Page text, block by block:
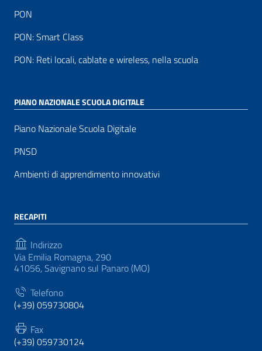
PON
PON: Smart Class
PON: Reti locali, cablate e wireless, nella scuola
PIANO NAZIONALE SCUOLA DIGITALE
Piano Nazionale Scuola Digitale
PNSD
Ambienti di apprendimento innovativi
RECAPITI
Indirizzo
Via Emilia Romagna, 290
41056, Savignano sul Panaro (MO)
Telefono
(+39) 059730804
Fax
(+39) 059730124